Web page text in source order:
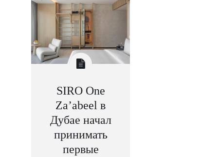
SIRO One
Za’abeel в
Дубае начал
принимать
первые